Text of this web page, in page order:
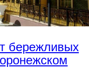
бережливых